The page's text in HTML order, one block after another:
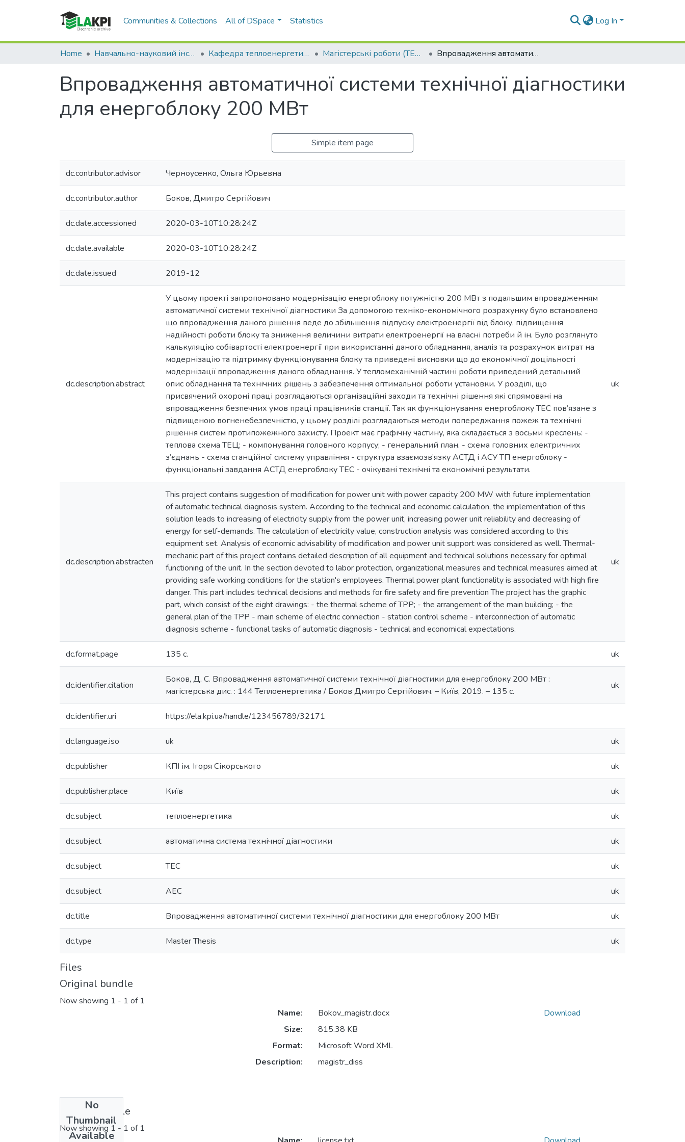
Communities & Collections All of DSpace Statistics Log In
Home Навчально-науковий інститут атомної та теплової енергетики (НН ІАТЕ) Кафедра теплоенергетичних установок теплових і атомних електростанцій (ТЕУТ і АЕС) Магістерські роботи (ТЕУТ і АЕС) Впровадження автоматичної системи технічної діагностики для енергоблоку 200 МВт
Впровадження автоматичної системи технічної діагностики
для енергоблоку 200 МВт
Simple item page
dc.contributor.advisor Черноусенко, Ольга Юрьевна
dc.contributor.author Боков, Дмитро Сергійович
dc.date.accessioned 2020-03-10T10:28:24Z
dc.date.available 2020-03-10T10:28:24Z
dc.date.issued 2019-12
dc.description.abstract
У цьому проекті запропоновано модернізацію енергоблоку потужністю 200 МВт з подальшим впровадженням
автоматичної системи технічної діагностики За допомогою техніко-економічного розрахунку було встановлено
що впровадження даного рішення веде до збільшення відпуску електроенергії від блоку, підвищення
надійності роботи блоку та зниження величини витрати електроенергії на власні потреби й ін. Було розглянуто
калькуляцію собівартості електроенергії при використанні даного обладнання, аналіз та розрахунок витрат на
модернізацію та підтримку функціонування блоку та приведені висновки що до економічної доцільності
модернізації впровадження даного обладнання. У тепломеханічній частині роботи приведений детальний
опис обладнання та технічних рішень з забезпечення оптимальної роботи установки. У розділі, що
присвячений охороні праці розглядаються організаційні заходи та технічні рішення які спрямовані на
впровадження безпечних умов праці працівників станції. Так як функціонування енергоблоку ТЕС пов’язане з
підвищеною вогненебезпечністю, у цьому розділі розглядаються методи попереджання пожеж та технічні
рішення систем протипожежного захисту. Проект має графічну частину, яка складається з восьми креслень: -
теплова схема ТЕЦ; - компонування головного корпусу; - генеральний план. - схема головних електричних
з’єднань - схема станційної систему управління - структура взаємозв’язку АСТД і АСУ ТП енергоблоку -
функціональні завдання АСТД енергоблоку ТЕС - очікувані технічні та економічні результати.
uk
dc.description.abstracten
This project contains suggestion of modification for power unit with power capacity 200 MW with future implementation
of automatic technical diagnosis system. According to the technical and economic calculation, the implementation of this
solution leads to increasing of electricity supply from the power unit, increasing power unit reliability and decreasing of
energy for self-demands. The calculation of electricity value, construction analysis was considered according to this
equipment set. Analysis of economic advisability of modification and power unit support was considered as well. Thermal-
mechanic part of this project contains detailed description of all equipment and technical solutions necessary for optimal
functioning of the unit. In the section devoted to labor protection, organizational measures and technical measures aimed at
providing safe working conditions for the station's employees. Thermal power plant functionality is associated with high fire
danger. This part includes technical decisions and methods for fire safety and fire prevention The project has the graphic
part, which consist of the eight drawings: - the thermal scheme of TPP; - the arrangement of the main building; - the
general plan of the TPP - main scheme of electric connection - station control scheme - interconnection of automatic
diagnosis scheme - functional tasks of automatic diagnosis - technical and economical expectations.
uk
dc.format.page 135 с. uk
dc.identifier.citation
Боков, Д. С. Впровадження автоматичної системи технічної діагностики для енергоблоку 200 МВт :
магістерська дис. : 144 Теплоенергетика / Боков Дмитро Сергійович. – Київ, 2019. – 135 с.
uk
dc.identifier.uri https://ela.kpi.ua/handle/123456789/32171
dc.language.iso uk uk
dc.publisher КПІ ім. Ігоря Сікорського uk
dc.publisher.place Київ uk
dc.subject теплоенергетика uk
dc.subject автоматична система технічної діагностики uk
dc.subject ТЕС uk
dc.subject АЕС uk
dc.title Впровадження автоматичної системи технічної діагностики для енергоблоку 200 МВт uk
dc.type Master Thesis uk
Files
Original bundle
Now showing 1 - 1 of 1
No
Thumbnail
Available
Name:
Bokov_magistr.docx
Size:
815.38 KB
Format:
Microsoft Word XML
Description:
magistr_diss
Download
License bundle
Now showing 1 - 1 of 1